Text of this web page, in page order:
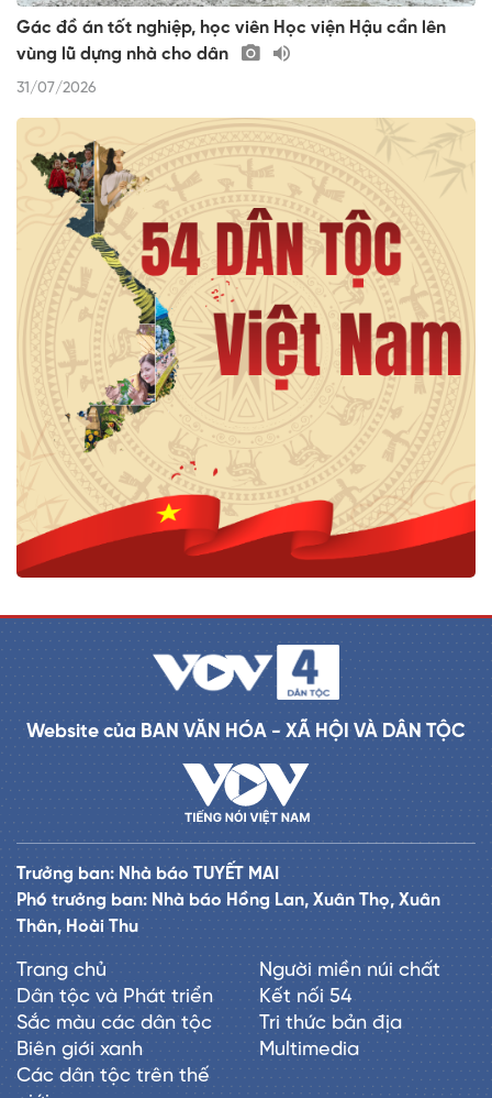
Gác đồ án tốt nghiệp, học viên Học viện Hậu cần lên
vùng lũ dựng nhà cho dân
31/07/2026
Website của BAN VĂN HÓA - XÃ HỘI VÀ DÂN TỘC
Trưởng ban: Nhà báo TUYẾT MAI
Phó trưởng ban: Nhà báo Hồng Lan, Xuân Thọ, Xuân
Thân, Hoài Thu
Trang chủ
Dân tộc và Phát triển
Sắc màu các dân tộc
Biên giới xanh
Các dân tộc trên thế
Người miền núi chất
Kết nối 54
Tri thức bản địa
Multimedia